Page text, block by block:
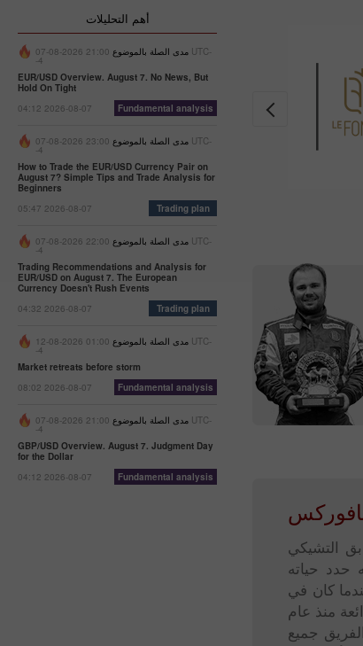
التشيكي
حدد حياته
عندما كان في
منذ عام
جميع
أهم التحليلات
مدى الصلة بالموضوع 21:00 2026-08-07 UTC-
-4
EUR/USD Overview. August 7. No News, But
Hold On Tight
04:12 2026-08-07
Fundamental analysis
مدى الصلة بالموضوع 23:00 2026-08-07 UTC-
-4
How to Trade the EUR/USD Currency Pair on
August 7? Simple Tips and Trade Analysis for
Beginners
05:47 2026-08-07
Trading plan
مدى الصلة بالموضوع 22:00 2026-08-07 UTC-
-4
Trading Recommendations and Analysis for
EUR/USD on August 7. The European
Currency Doesn't Rush Events
04:32 2026-08-07
Trading plan
مدى الصلة بالموضوع 01:00 2026-08-12 UTC-
-4
Market retreats before storm
08:02 2026-08-07
Fundamental analysis
مدى الصلة بالموضوع 21:00 2026-08-07 UTC-
-4
GBP/USD Overview. August 7. Judgment Day
for the Dollar
04:12 2026-08-07
Fundamental analysis